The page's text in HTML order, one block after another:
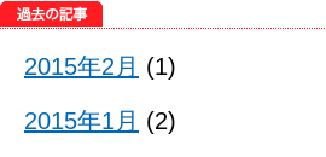
2015年2月 (1)
2015年1月 (2)